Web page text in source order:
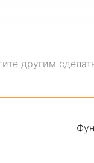
другим